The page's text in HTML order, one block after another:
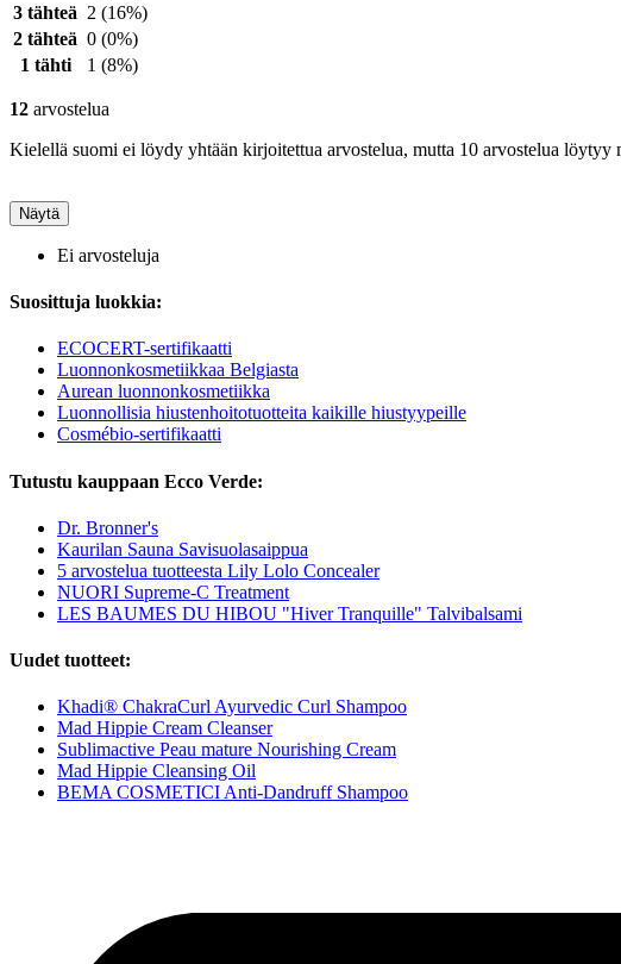
3 tähteä 2 (16%)
2 tähteä 0 (0%)
1 tähti
1 (8%)
12 arvostelua
Kielellä suomi ei löydy yhtään kirjoitettua arvostelua, mutta 10 arvostelua löytyy
Näytä
Ei arvosteluja
Suosittuja luokkia:
ECOCERT-sertifikaatti
Luonnonkosmetiikkaa Belgiasta
Aurean luonnonkosmetiikka
Luonnollisia hiustenhoitotuotteita kaikille hiustyypeille
Cosmébio-sertifikaatti
Tutustu kauppaan Ecco Verde:
Dr. Bronner's
Kaurilan Sauna Savisuolasaippua
5 arvostelua tuotteesta Lily Lolo Concealer
NUORI Supreme-C Treatment
LES BAUMES DU HIBOU "Hiver Tranquille" Talvibalsami
Uudet tuotteet:
Khadi® ChakraCurl Ayurvedic Curl Shampoo
Mad Hippie Cream Cleanser
Sublimactive Peau mature Nourishing Cream
Mad Hippie Cleansing Oil
BEMA COSMETICI Anti-Dandruff Shampoo